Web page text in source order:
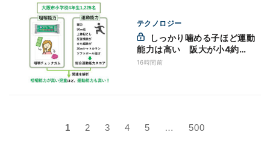
テクノロジー
能力は高い 阪大が小4約
1,200人の調査結果発表
16時間前
1 2 3 4 5 … 500